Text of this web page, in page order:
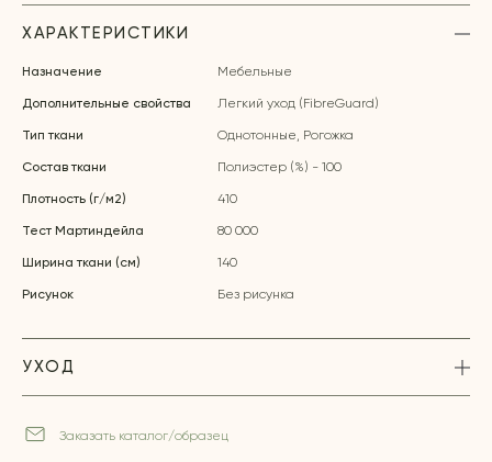
ХАРАКТЕРИСТИКИ
Назначение Мебельные
Дополнительные свойства Легкий уход (FibreGuard)
Тип ткани Однотонные, Рогожка
Состав ткани Полиэстер (%) - 100
Плотность (г/м2) 410
Тест Мартиндейла 80 000
Ширина ткани (см) 140
Рисунок Без рисунка
УХОД
Заказать каталог/образец